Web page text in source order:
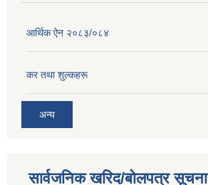
आर्थिक ऐन २०८३/०८४
कर तथा शुल्कहरू
अन्य
सार्वजनिक खरिद/बोलपत्र सूचना